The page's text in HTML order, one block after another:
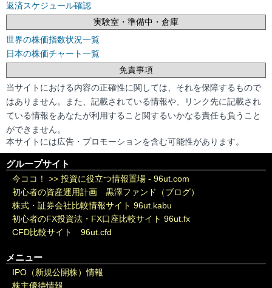
返済スケジュール確認
実験室・準備中・倉庫
世界の株価指数状況一覧
日本の株価チャート一覧
免責事項
当サイトにおける内容の正確性に関しては、それを保障するもので
はありません。また、記載されている情報や、リンク先に記載され
ている情報をあなたが利用すること関するいかなる責任も負うこと
ができません。
本サイトには広告・プロモーションを含む可能性があります。
グループサイト
今ココ！ >> 投資に役立つ情報置場 - 96ut.com
初心者の資産運用計画 黒澤ファンド（ブログ）
株式・証券会社比較情報サイト 96ut.kabu
初心者のFX投資法・FX口座比較サイト 96ut.fx
CFD比較サイト 96ut.cfd
メニュー
IPO（新規公開株）情報
株主優待情報